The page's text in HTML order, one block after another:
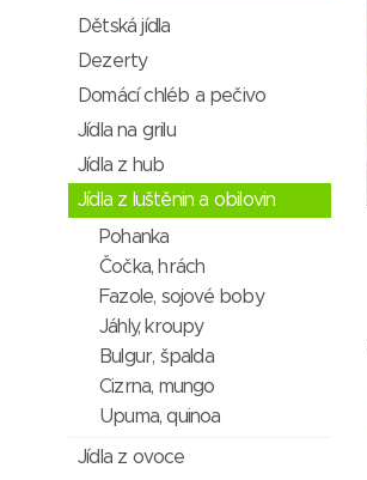
Dětská jídla
Dezerty
Domácí chléb a pečivo
Jídla na grilu
Jídla z hub
Jídla z luštěnin a obilovin
Pohanka
Čočka, hrách
Fazole, sojové boby
Jáhly, kroupy
Bulgur, špalda
Cizrna, mungo
Upuma, quinoa
Jídla z ovoce